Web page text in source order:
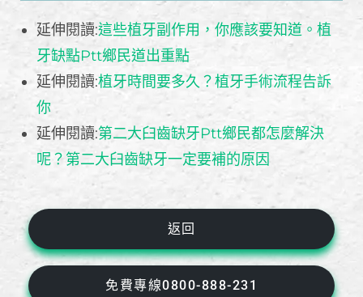
延伸閱讀:這些植牙副作用，你應該要知道。植
牙缺點Ptt鄉民道出重點
延伸閱讀:植牙時間要多久？植牙手術流程告訴
你
延伸閱讀:第二大臼齒缺牙Ptt鄉民都怎麼解決
呢？第二大臼齒缺牙一定要補的原因
返回
免費專線0800-888-231